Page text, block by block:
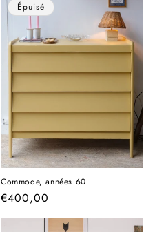
Épuisé
Commode, années 60
Prix
€400,00